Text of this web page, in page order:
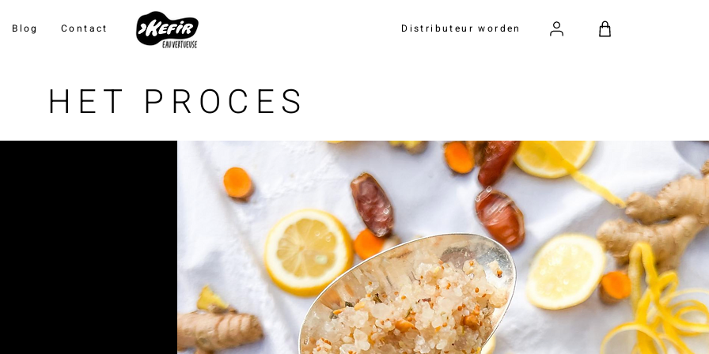
Blog Contact Distributeur worden
HET PROCES